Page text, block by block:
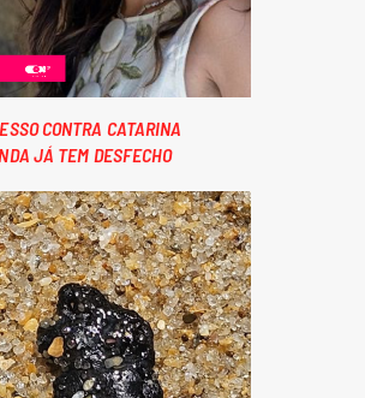
CONTRA CATARINA
JÁ TEM DESFECHO